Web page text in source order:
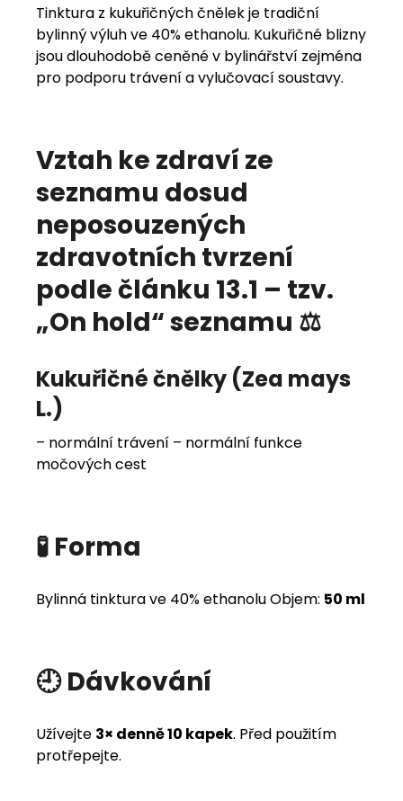
Tinktura z kukuřičných čnělek je tradiční
bylinný výluh ve 40% ethanolu. Kukuřičné blizny
jsou dlouhodobě ceněné v bylinářství zejména
pro podporu trávení a vylučovací soustavy.
Vztah ke zdraví ze
seznamu dosud
neposouzených
zdravotních tvrzení
podle článku 13.1 – tzv.
„On hold“ seznamu ⚖️
Kukuřičné čnělky (Zea mays
L.)
– normální trávení – normální funkce
močových cest
🧪 Forma
Bylinná tinktura ve 40% ethanolu Objem: 50 ml
🕘 Dávkování
Užívejte 3× denně 10 kapek. Před použitím
protřepejte.